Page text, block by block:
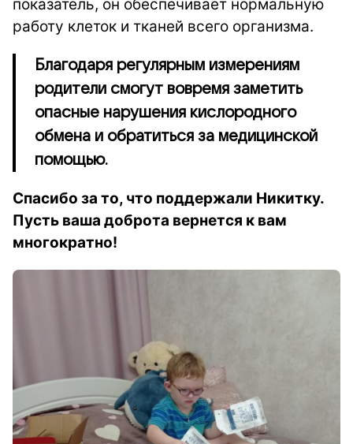
показатель, он обеспечивает нормальную
работу клеток и тканей всего организма.
Благодаря регулярным измерениям
родители смогут вовремя заметить
опасные нарушения кислородного
обмена и обратиться за медицинской
помощью.
Спасибо за то, что поддержали Никитку.
Пусть ваша доброта вернется к вам
многократно!